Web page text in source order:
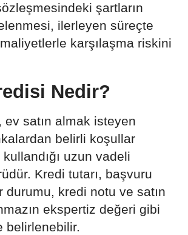
şartların
ilerleyen süreçte
karşılaşma riskini
Nedir?
ev satın almak isteyen
belirli koşullar
uzun vadeli
Kredi tutarı, başvuru
durumu, kredi notu ve satın
ekspertiz değeri gibi
belirlenebilir.